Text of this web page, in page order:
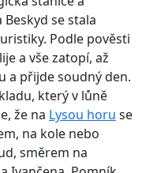
se stala
Podle pověsti
a vše zatopí, až
a přijde soudný den.
který v lůně
že na Lysou horu se
na kole nebo
směrem na